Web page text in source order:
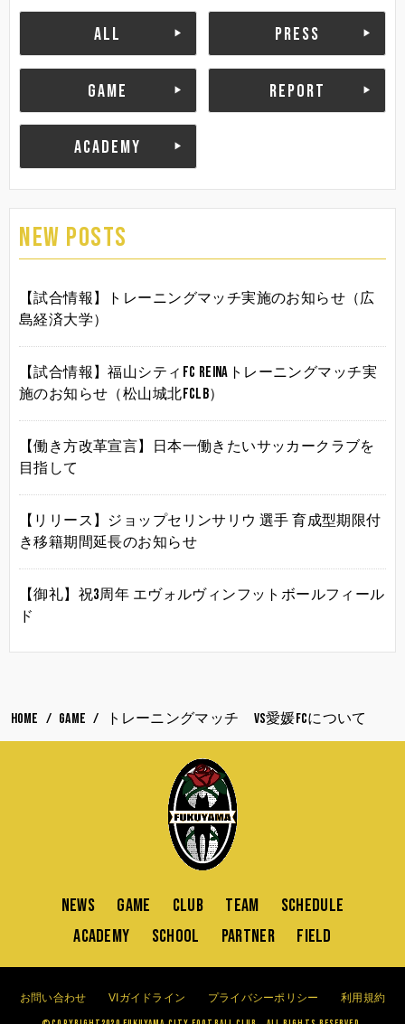
ALL PRESS
GAME REPORT
ACADEMY
NEW POSTS
【試合情報】トレーニングマッチ実施のお知らせ（広
島経済大学）
【試合情報】福山シティFC Reinaトレーニングマッチ実
施のお知らせ（松山城北FCLB）
【働き方改革宣言】日本一働きたいサッカークラブを
目指して
【リリース】ジョップセリンサリウ 選手 育成型期限付
き移籍期間延長のお知らせ
【御礼】祝3周年 エヴォルヴィンフットボールフィール
ド
HOME GAME トレーニングマッチ vs愛媛FCについて
NEWS GAME CLUB TEAM
SCHEDULE
ACADEMY
SCHOOL PARTNER FIELD
お問い合わせ VIガイドライン プライバシーポリシー 利用規約